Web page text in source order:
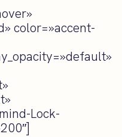
color=»accent-
Lock-